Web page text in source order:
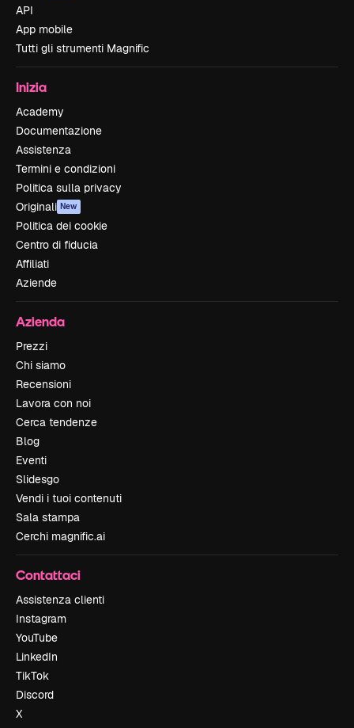
API
App mobile
Tutti gli strumenti Magnific
Inizia
Academy
Documentazione
Assistenza
Termini e condizioni
Politica sulla privacy
Originali New
Politica dei cookie
Centro di fiducia
Affiliati
Aziende
Azienda
Prezzi
Chi siamo
Recensioni
Lavora con noi
Cerca tendenze
Blog
Eventi
Slidesgo
Vendi i tuoi contenuti
Sala stampa
Cerchi magnific.ai
Contattaci
Assistenza clienti
Instagram
YouTube
LinkedIn
TikTok
Discord
X